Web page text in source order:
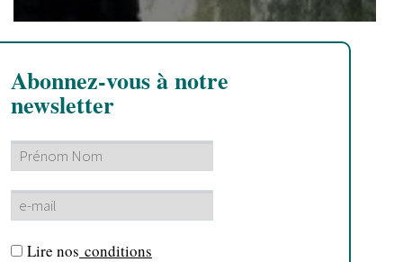
Abonnez-vous à notre
newsletter
Lire nos conditions